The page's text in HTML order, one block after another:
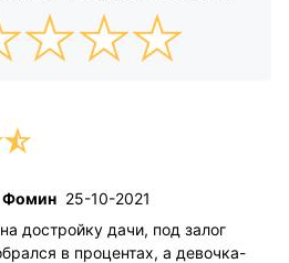
Фомин 25-10-2021
достройку дачи, под залог
в процентах, а девочка-